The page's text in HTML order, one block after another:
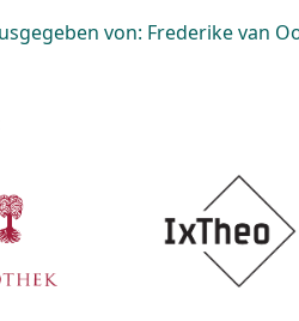
von: Frederike van